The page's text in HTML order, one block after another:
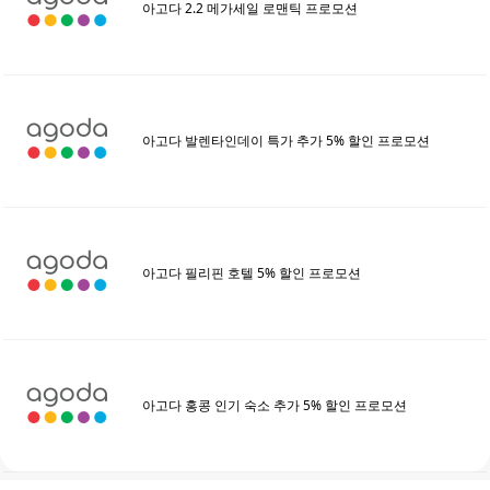
아고다 2.2 메가세일 로맨틱 프로모션
아고다 발렌타인데이 특가 추가 5% 할인 프로모션
아고다 필리핀 호텔 5% 할인 프로모션
아고다 홍콩 인기 숙소 추가 5% 할인 프로모션